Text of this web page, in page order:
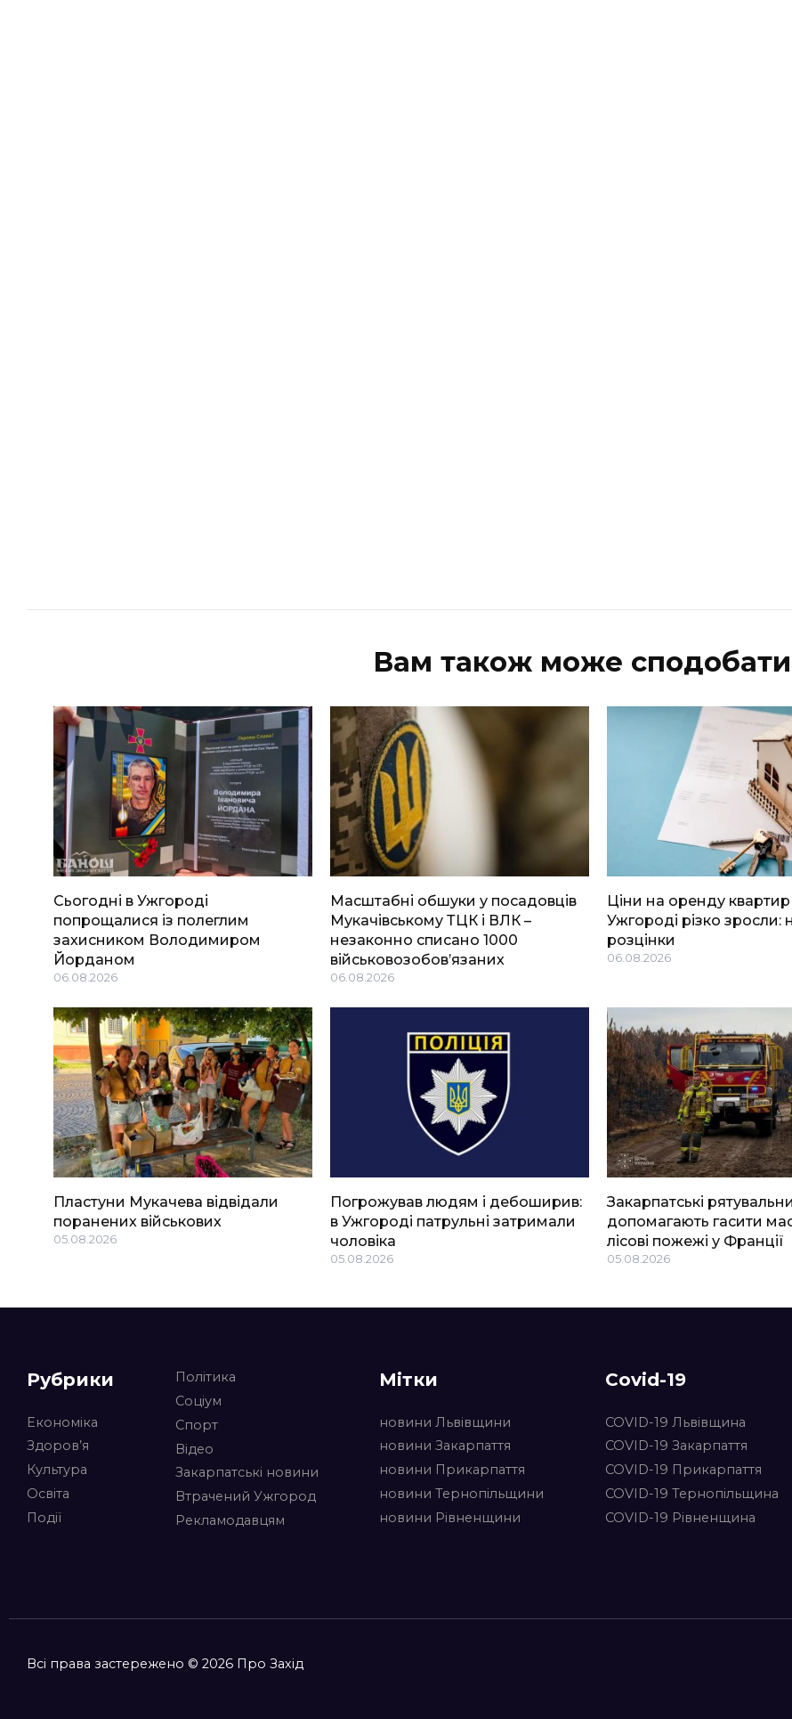
Вам також може
Сьогодні в Ужгороді
попрощалися із полеглим
захисником Володимиром
Йорданом
06.08.2026
Масштабні обшуки у посадовців
Мукачівському ТЦК і ВЛК –
незаконно списано 1000
військовозобов’язаних
06.08.2026
Ціни на оренду квартир
Ужгороді різко зросли:
розцінки
06.08.2026
Пластуни Мукачева відвідали
поранених військових
05.08.2026
Погрожував людям і дебоширив:
в Ужгороді патрульні затримали
чоловіка
05.08.2026
Закарпатські
допомагають гасити
лісові пожежі у Франції
05.08.2026
Рубрики
Економіка
Здоров’я
Культура
Освіта
Події
Політика
Соціум
Спорт
Відео
Закарпатські новини
Втрачений Ужгород
Рекламодавцям
Мітки
новини Львівщини
новини Закарпаття
новини Прикарпаття
новини Тернопільщини
новини Рівненщини
Covid-19
COVID-19 Львівщина
COVID-19 Закарпаття
COVID-19 Прикарпаття
COVID-19 Тернопільщина
COVID-19 Рівненщина
Всі права застережено © 2026 Про Захід